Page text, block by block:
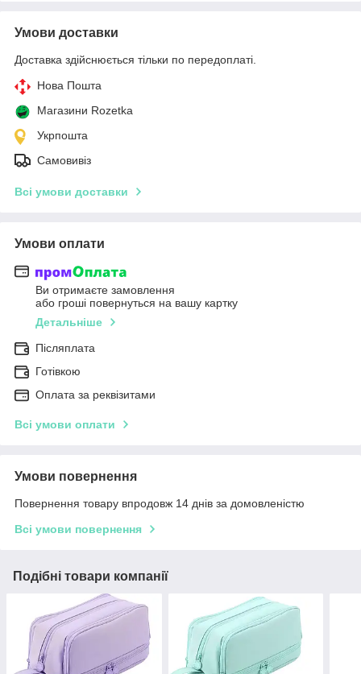
Умови доставки
Доставка здійснюється тільки по передоплаті.
Нова Пошта
Магазини Rozetka
Укрпошта
Самовивіз
Всі умови доставки
Умови оплати
Ви отримаєте замовлення
або гроші повернуться на вашу картку
Детальніше
Післяплата
Готівкою
Оплата за реквізитами
Всі умови оплати
Умови повернення
Повернення товару впродовж 14 днів за домовленістю
Всі умови повернення
Подібні товари компанії